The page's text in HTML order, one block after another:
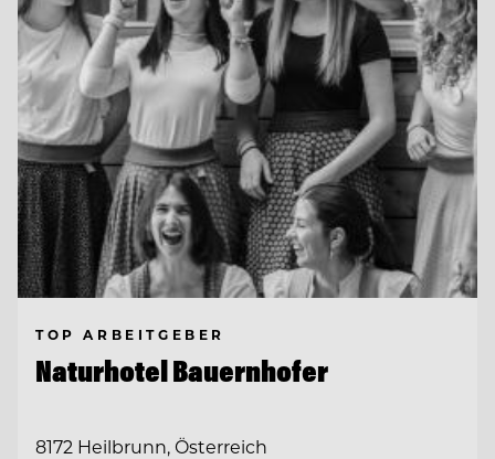
TOP ARBEITGEBER
Naturhotel Bauernhofer
8172 Heilbrunn, Österreich